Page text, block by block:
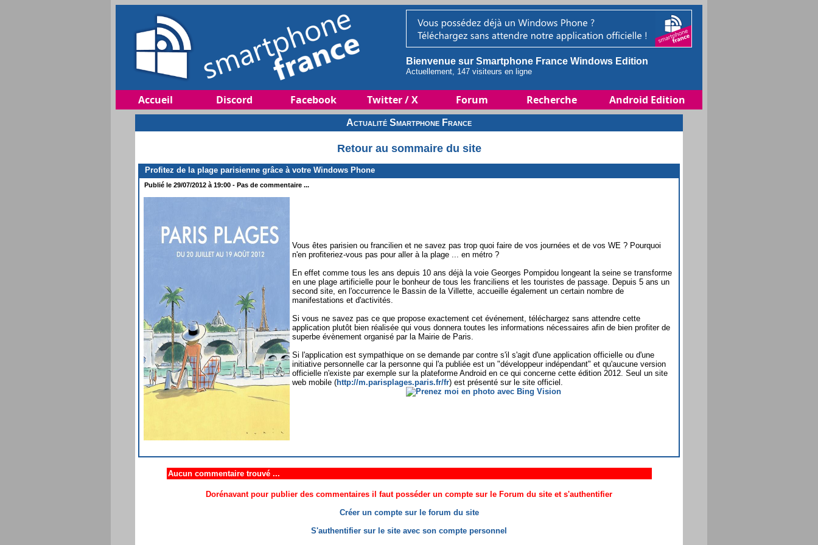
Bienvenue sur Smartphone France Windows Edition
Actuellement, 147 visiteurs en ligne
Accueil Discord Facebook Twitter / X Forum Recherche Android Edition
Actualité Smartphone France
Retour au sommaire du site
Profitez de la plage parisienne grâce à votre Windows Phone
Publié le 29/07/2012 à 19:00 - Pas de commentaire ...
Vous êtes parisien ou francilien et ne savez pas trop quoi faire de vos journées et de vos WE ? Pourquoi
n'en profiteriez-vous pas pour aller à la plage ... en métro ?
En effet comme tous les ans depuis 10 ans déjà la voie Georges Pompidou longeant la seine se transforme
en une plage artificielle pour le bonheur de tous les franciliens et les touristes de passage. Depuis 5 ans un
second site, en l'occurrence le Bassin de la Villette, accueille également un certain nombre de
manifestations et d'activités.
Si vous ne savez pas ce que propose exactement cet événement, téléchargez sans attendre cette
application plutôt bien réalisée qui vous donnera toutes les informations nécessaires afin de bien profiter de
superbe évènement organisé par la Mairie de Paris.
Si l'application est sympathique on se demande par contre s'il s'agit d'une application officielle ou d'une
initiative personnelle car la personne qui l'a publiée est un "développeur indépendant" et qu'aucune version
officielle n'existe par exemple sur la plateforme Android en ce qui concerne cette édition 2012. Seul un site
web mobile (http://m.parisplages.paris.fr/fr) est présenté sur le site officiel.
Aucun commentaire trouvé ...
Dorénavant pour publier des commentaires il faut posséder un compte sur le Forum du site et s'authentifier
Créer un compte sur le forum du site
S'authentifier sur le site avec son compte personnel